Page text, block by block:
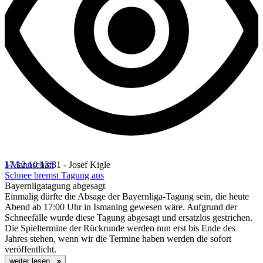
I-Mannschaft
17.12.10 13:31 - Josef Kigle
Schnee bremst Tagung aus
Bayernligatagung abgesagt
Einmalig dürfte die Absage der Bayernliga-Tagung sein, die heute
Abend ab 17:00 Uhr in Ismaning gewesen wäre. Aufgrund der
Schneefälle wurde diese Tagung abgesagt und ersatzlos gestrichen.
Die Spieltermine der Rückrunde werden nun erst bis Ende des
Jahres stehen, wenn wir die Termine haben werden die sofort
veröffentlicht.
weiter lesen... »